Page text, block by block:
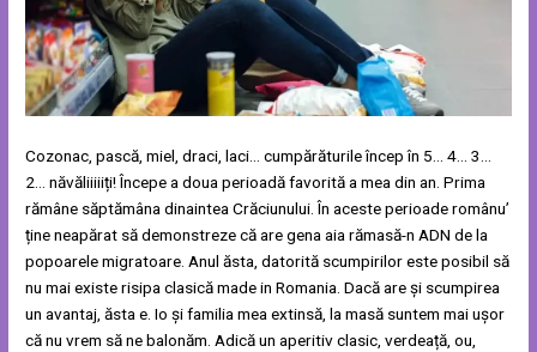
Cozonac, pască, miel, draci, laci… cumpărăturile încep în 5… 4… 3…
2… năvăliiiiiți! Începe a doua perioadă favorită a mea din an. Prima
rămâne săptămâna dinaintea Crăciunului. În aceste perioade românu’
ține neapărat să demonstreze că are gena aia rămasă-n ADN de la
popoarele migratoare. Anul ăsta, datorită scumpirilor este posibil să
nu mai existe risipa clasică made in Romania. Dacă are și scumpirea
un avantaj, ăsta e. Io și familia mea extinsă, la masă suntem mai ușor
că nu vrem să ne balonăm. Adică un aperitiv clasic, verdeață, ou,